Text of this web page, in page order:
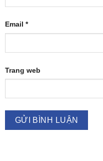
Email *
Trang web